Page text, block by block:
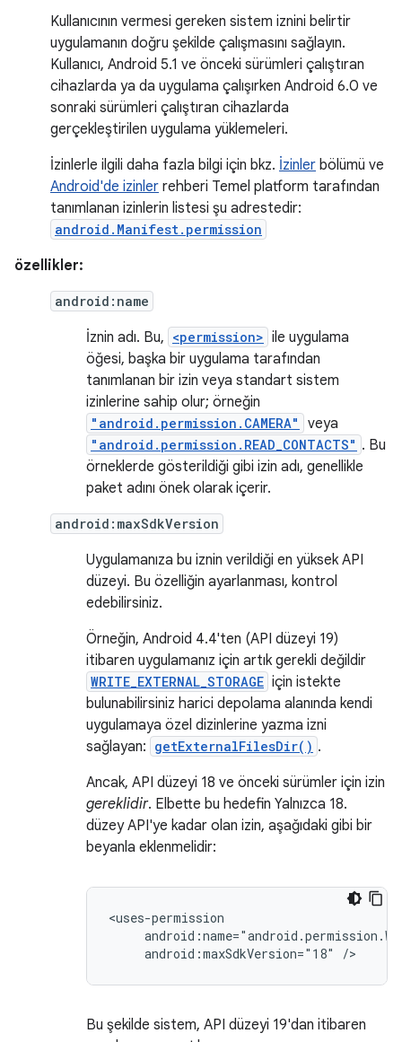
Kullanıcının vermesi gereken sistem iznini belirtir
uygulamanın doğru şekilde çalışmasını sağlayın.
Kullanıcı, Android 5.1 ve önceki sürümleri çalıştıran
cihazlarda ya da uygulama çalışırken Android 6.0 ve
sonraki sürümleri çalıştıran cihazlarda
gerçekleştirilen uygulama yüklemeleri.
İzinlerle ilgili daha fazla bilgi için bkz. İzinler bölümü ve
Android'de izinler rehberi Temel platform tarafından
tanımlanan izinlerin listesi şu adrestedir:
android.Manifest.permission
özellikler:
android:name
İznin adı. Bu, <permission> ile uygulama
öğesi, başka bir uygulama tarafından
tanımlanan bir izin veya standart sistem
izinlerine sahip olur; örneğin
"android.permission.CAMERA" veya
"android.permission.READ_CONTACTS" . Bu
örneklerde gösterildiği gibi izin adı, genellikle
paket adını önek olarak içerir.
android:maxSdkVersion
Uygulamanıza bu iznin verildiği en yüksek API
düzeyi. Bu özelliğin ayarlanması, kontrol
edebilirsiniz.
Örneğin, Android 4.4'ten (API düzeyi 19)
itibaren uygulamanız için artık gerekli değildir
WRITE_EXTERNAL_STORAGE için istekte
bulunabilirsiniz harici depolama alanında kendi
uygulamaya özel dizinlerine yazma izni
sağlayan: getExternalFilesDir() .
Ancak, API düzeyi 18 ve önceki sürümler için izin
gereklidir. Elbette bu hedefin Yalnızca 18.
düzey API'ye kadar olan izin, aşağıdaki gibi bir
beyanla eklenmelidir:
android:maxSdkVersion="18" />
Bu şekilde sistem, API düzeyi 19'dan itibaren